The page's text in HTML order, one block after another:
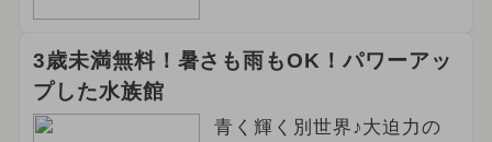
3歳未満無料！暑さも雨もOK！パワーアッ
プした水族館
青く輝く別世界♪大迫力の